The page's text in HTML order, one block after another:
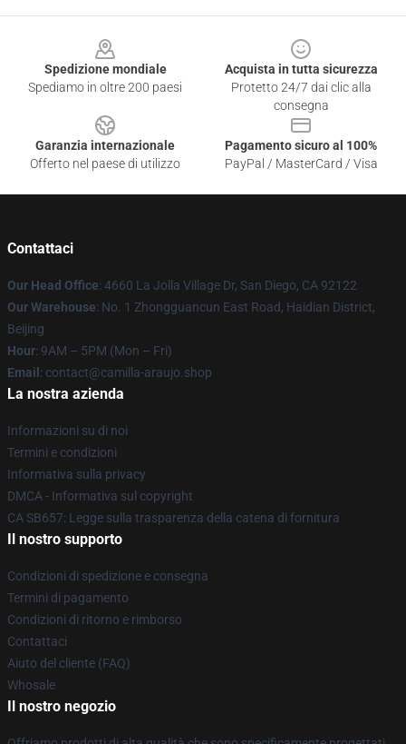
Spedizione mondiale
Spediamo in oltre 200 paesi
Acquista in tutta sicurezza
Protetto 24/7 dai clic alla
consegna
Garanzia internazionale
Offerto nel paese di utilizzo
Pagamento sicuro al 100%
PayPal / MasterCard / Visa
Contattaci
Our Head Office: 4660 La Jolla Village Dr, San Diego, CA 92122
Our Warehouse: No. 1 Zhongguancun East Road, Haidian District,
Beijing
Hour: 9AM – 5PM (Mon – Fri)
Email : contact@camilla-araujo.shop
La nostra azienda
Informazioni su di noi
Termini e condizioni
Informativa sulla privacy
DMCA - Informativa sul copyright
CA SB657: Legge sulla trasparenza della catena di fornitura
Il nostro supporto
Condizioni di spedizione e consegna
Termini di pagamento
Condizioni di ritorno e rimborso
Contattaci
Aiuto del cliente (FAQ)
Whosale
Il nostro negozio